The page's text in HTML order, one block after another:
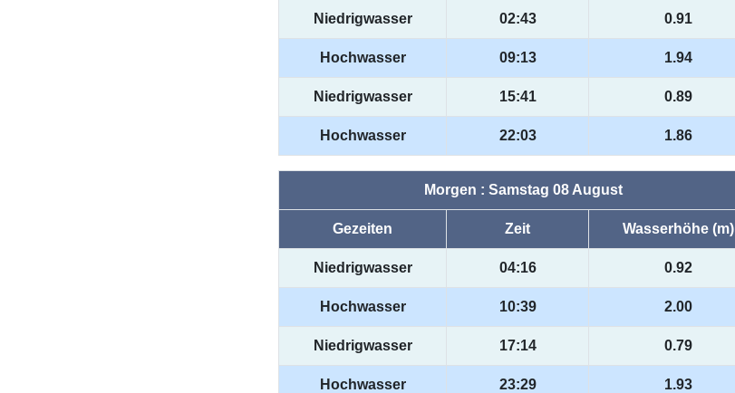
Niedrigwasser 02:43 0.91
Hochwasser 09:13 1.94
Niedrigwasser 15:41 0.89
Hochwasser 22:03 1.86
Morgen : Samstag 08 August
Gezeiten Zeit Wasserhöhe (m)
Niedrigwasser 04:16 0.92
Hochwasser 10:39 2.00
Niedrigwasser 17:14 0.79
Hochwasser 23:29 1.93